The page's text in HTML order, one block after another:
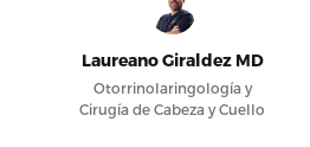
Laureano Giraldez MD
Otorrinolaringología y
Cirugía de Cabeza y Cuello